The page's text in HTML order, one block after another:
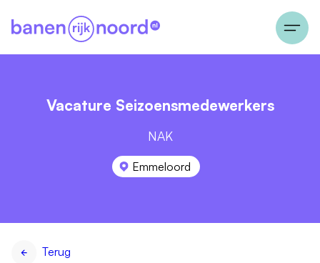
Vacature Seizoensmedewerkers
NAK
Emmeloord
Terug